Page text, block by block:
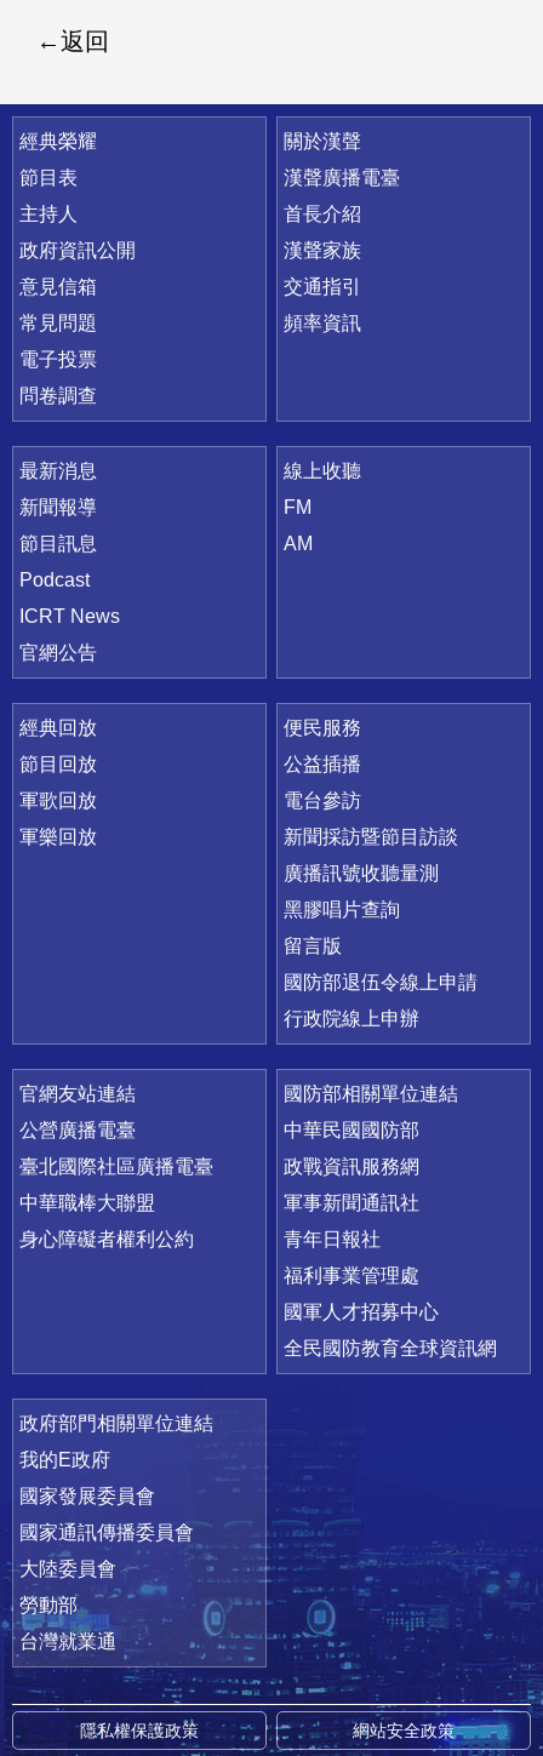
返回
快速連結
經典榮耀
節目表
主持人
政府資訊公開
意見信箱
常見問題
電子投票
問卷調查
關於漢聲
漢聲廣播電臺
首長介紹
漢聲家族
交通指引
頻率資訊
最新消息
新聞報導
節目訊息
Podcast
ICRT News
官網公告
線上收聽
FM
AM
經典回放
節目回放
軍歌回放
軍樂回放
便民服務
公益插播
電台參訪
新聞採訪暨節目訪談
廣播訊號收聽量測
黑膠唱片查詢
留言版
國防部退伍令線上申請
行政院線上申辦
官網友站連結
公營廣播電臺
臺北國際社區廣播電臺
中華職棒大聯盟
身心障礙者權利公約
國防部相關單位連結
中華民國國防部
政戰資訊服務網
軍事新聞通訊社
青年日報社
福利事業管理處
國軍人才招募中心
全民國防教育全球資訊網
政府部門相關單位連結
我的E政府
國家發展委員會
國家通訊傳播委員會
大陸委員會
勞動部
台灣就業通
隱私權保護政策 網站安全政策